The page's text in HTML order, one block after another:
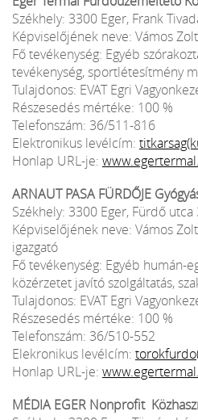
Székhely: 3300 Eger, Frank
Képviselőjének neve: Vámos
Fő tevékenység: Egyéb
tevékenység, sportlétesítmény
Tulajdonos: EVAT Egri
Részesedés mértéke: 100 %
Telefonszám: 36/511-816
Elektronikus levélcím:
Honlap URL-je:
ARNAUT PASA FÜRDŐJE
Székhely: 3300 Eger, Fürdő utca
Képviselőjének neve: Vámos
igazgató
Fő tevékenység: Egyéb humán-
közérzetet javító szolgáltatás,
Tulajdonos: EVAT Egri
Részesedés mértéke: 100 %
Telefonszám: 36/510-552
Elekronikus levélcím:
Honlap URL-je:
MÉDIA EGER Nonprofit